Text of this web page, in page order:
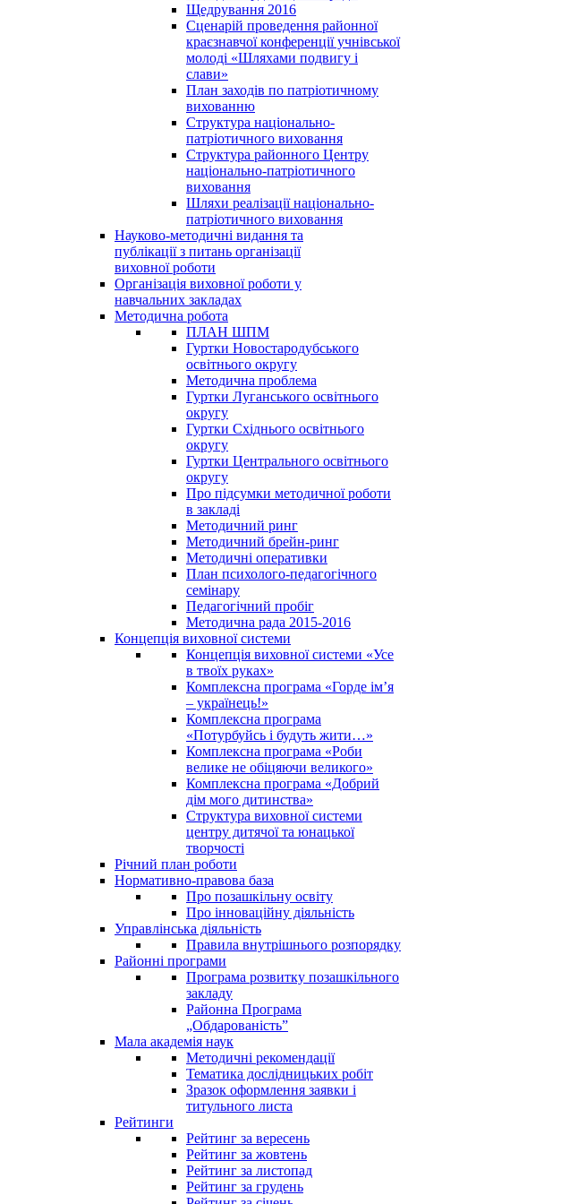
Щедрування 2016
Сценарій проведення районної
краєзнавчої конференції учнівської
молоді «Шляхами подвигу і
слави»
План заходів по патріотичному
вихованню
Структура національно-
патріотичного виховання
Структура районного Центру
національно-патріотичного
виховання
Шляхи реалізації національно-
патріотичного виховання
Науково-методичні видання та
публікації з питань організації
виховної роботи
Організація виховної роботи у
навчальних закладах
Методична робота
ПЛАН ШПМ
Гуртки Новостародубського
освітнього округу
Методична проблема
Гуртки Луганського освітнього
округу
Гуртки Східнього освітнього
округу
Гуртки Центрального освітнього
округу
Про підсумки методичної роботи
в закладі
Методичний ринг
Методичний брейн-ринг
Методичні оперативки
План психолого-педагогічного
семінару
Педагогічний пробіг
Методична рада 2015-2016
Концепція виховної системи
Концепція виховної системи «Усе
в твоїх руках»
Комплексна програма «Горде ім’я
– українець!»
Комплексна програма
«Потурбуйсь і будуть жити…»
Комплексна програма «Роби
велике не обіцяючи великого»
Комплексна програма «Добрий
дім мого дитинства»
Структура виховної системи
центру дитячої та юнацької
творчості
Річний план роботи
Нормативно-правова база
Про позашкільну освіту
Про інноваційну діяльність
Управлінська діяльність
Правила внутрішнього розпорядку
Районні програми
Програма розвитку позашкільного
закладу
Районна Програма
„Обдарованість”
Мала академія наук
Методичні рекомендації
Тематика дослідницьких робіт
Зразок оформлення заявки і
титульного листа
Рейтинги
Рейтинг за вересень
Рейтинг за жовтень
Рейтинг за листопад
Рейтинг за грудень